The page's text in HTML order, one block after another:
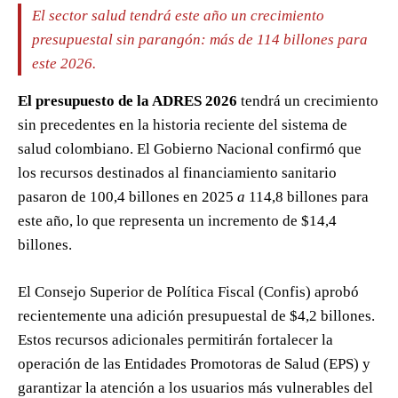
El sector salud tendrá este año un crecimiento
presupuestal sin parangón: más de 114 billones para
este 2026.
El presupuesto de la ADRES 2026 tendrá un crecimiento
sin precedentes en la historia reciente del sistema de
salud colombiano. El Gobierno Nacional confirmó que
los recursos destinados al financiamiento sanitario
pasaron de 100,4 billones en 2025 a 114,8 billones para
este año, lo que representa un incremento de $14,4
billones.
El Consejo Superior de Política Fiscal (Confis) aprobó
recientemente una adición presupuestal de $4,2 billones.
Estos recursos adicionales permitirán fortalecer la
operación de las Entidades Promotoras de Salud (EPS) y
garantizar la atención a los usuarios más vulnerables del